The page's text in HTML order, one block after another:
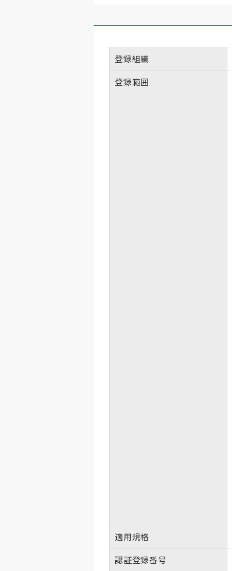
登録組織
登録範囲
適用規格
認証登録番号